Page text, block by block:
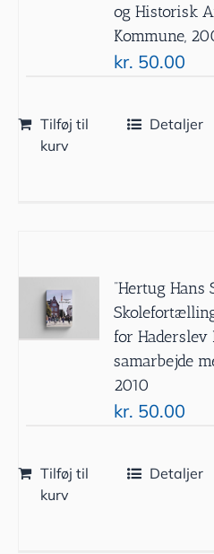
og Historisk
Kommune,
kr. 50.00
Tilføj til
kurv
Detaljer
”Hertug Hans
for Haderslev
samarbejde
2010
kr. 50.00
Tilføj til
kurv
Detaljer